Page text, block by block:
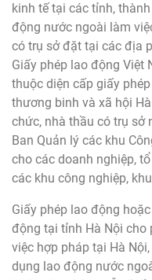
kinh tế tại các tỉnh,
động nước ngoài làm
có trụ sở đặt tại các địa
Giấy phép lao động Việt
thuộc diện cấp giấy
thương binh và xã hội
chức, nhà thầu có trụ sở
Ban Quản lý các khu
cho các doanh nghiệp,
các khu công nghiệp,
Giấy phép lao động
động tại tỉnh Hà Nội
việc hợp pháp tại Hà
dụng lao động nước